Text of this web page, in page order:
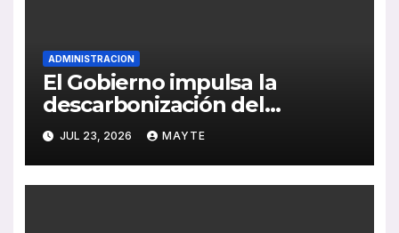
ADMINISTRACION
El Gobierno impulsa la
descarbonización del
transporte por carretera con
nuevos objetivos para
combustibles renovables
JUL 23, 2026 MAYTE